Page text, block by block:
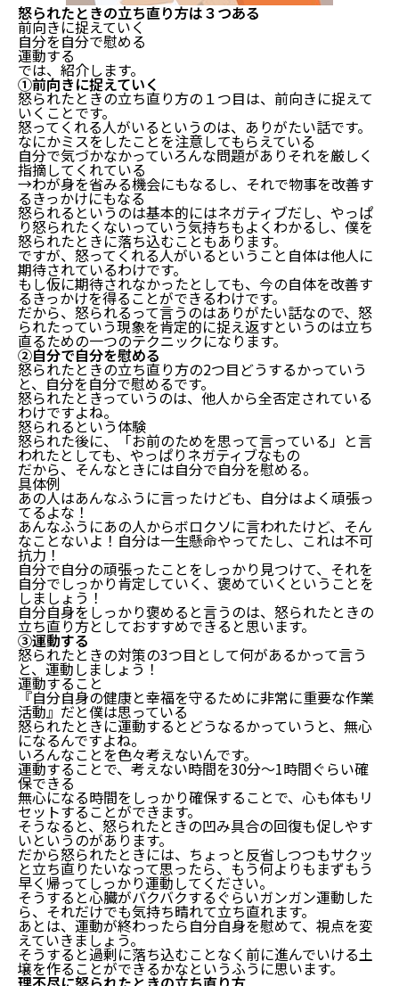
怒られたときの立ち直り方は３つある
前向きに捉えていく
自分を自分で慰める
運動する
では、紹介します。
①前向きに捉えていく
怒られたときの立ち直り方の１つ目は、前向きに捉えて
いくことです。
怒ってくれる人がいるというのは、ありがたい話です。
なにかミスをしたことを注意してもらえている
自分で気づかなかっていろんな問題がありそれを厳しく
指摘してくれている
→わが身を省みる機会にもなるし、それで物事を改善す
るきっかけにもなる
怒られるというのは基本的にはネガティブだし、やっぱ
り怒られたくないっていう気持ちもよくわかるし、僕を
怒られたときに落ち込むこともあります。
ですが、怒ってくれる人がいるということ自体は他人に
期待されているわけです。
もし仮に期待されなかったとしても、今の自体を改善す
るきっかけを得ることができるわけです。
だから、怒られるって言うのはありがたい話なので、怒
られたっていう現象を肯定的に捉え返すというのは立ち
直るための一つのテクニックになります。
②自分で自分を慰める
怒られたときの立ち直り方の2つ目どうするかっていう
と、自分を自分で慰めるです。
怒られたときっていうのは、他人から全否定されている
わけですよね。
怒られるという体験
怒られた後に、「お前のためを思って言っている」と言
われたとしても、やっぱりネガティブなもの
だから、そんなときには自分で自分を慰める。
具体例
あの人はあんなふうに言ったけども、自分はよく頑張っ
てるよな！
あんなふうにあの人からボロクソに言われたけど、そん
なことないよ！自分は一生懸命やってたし、これは不可
抗力！
自分で自分の頑張ったことをしっかり見つけて、それを
自分でしっかり肯定していく、褒めていくということを
しましょう！
自分自身をしっかり褒めると言うのは、怒られたときの
立ち直り方としておすすめできると思います。
③運動する
怒られたときの対策の3つ目として何があるかって言う
と、運動しましょう！
運動すること
『自分自身の健康と幸福を守るために非常に重要な作業
活動』だと僕は思っている
怒られたときに運動するとどうなるかっていうと、無心
になるんですよね。
いろんなことを色々考えないんです。
運動することで、考えない時間を30分〜1時間ぐらい確
保できる
無心になる時間をしっかり確保することで、心も体もリ
セットすることができます。
そうなると、怒られたときの凹み具合の回復も促しやす
いというのがあります。
だから怒られたときには、ちょっと反省しつつもサクッ
と立ち直りたいなって思ったら、もう何よりもまずもう
早く帰ってしっかり運動してください。
そうすると心臓がバクバクするぐらいガンガン運動した
ら、それだけでも気持ち晴れて立ち直れます。
あとは、運動が終わったら自分自身を慰めて、視点を変
えていきましょう。
そうすると過剰に落ち込むことなく前に進んでいける土
壌を作ることができるかなというふうに思います。